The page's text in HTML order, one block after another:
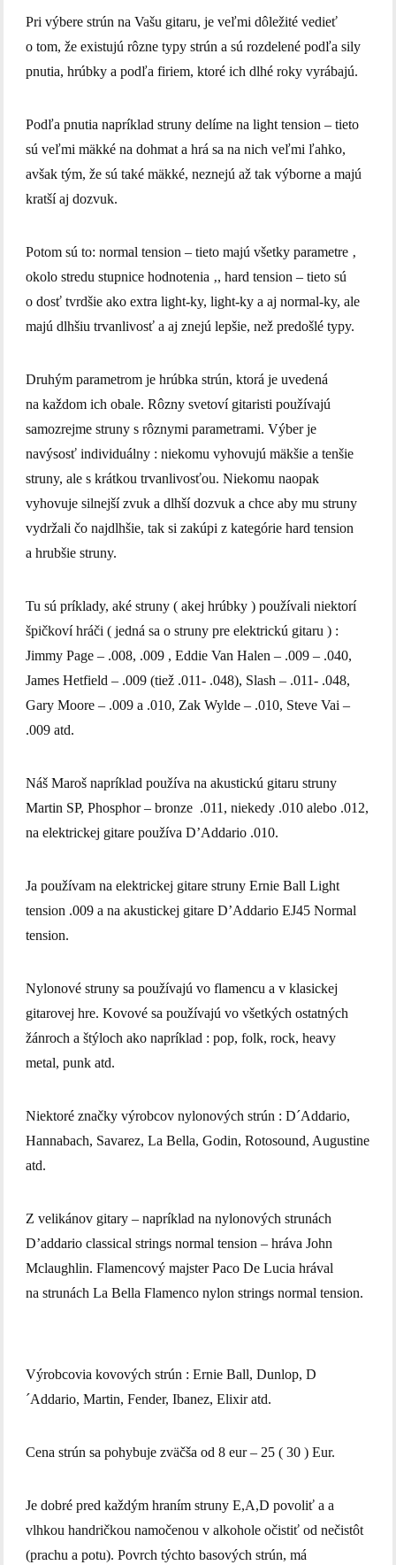
Pri výbere strún na Vašu gitaru, je veľmi dôležité vedieť
o tom, že existujú rôzne typy strún a sú rozdelené podľa sily
pnutia, hrúbky a podľa firiem, ktoré ich dlhé roky vyrábajú.
Podľa pnutia napríklad struny delíme na light tension – tieto
sú veľmi mäkké na dohmat a hrá sa na nich veľmi ľahko,
avšak tým, že sú také mäkké, neznejú až tak výborne a majú
kratší aj dozvuk.
Potom sú to: normal tension – tieto majú všetky parametre ‚
okolo stredu stupnice hodnotenia ‚, hard tension – tieto sú
o dosť tvrdšie ako extra light-ky, light-ky a aj normal-ky, ale
majú dlhšiu trvanlivosť a aj znejú lepšie, než predošlé typy.
Druhým parametrom je hrúbka strún, ktorá je uvedená
na každom ich obale. Rôzny svetoví gitaristi používajú
samozrejme struny s rôznymi parametrami. Výber je
navýsosť individuálny : niekomu vyhovujú mäkšie a tenšie
struny, ale s krátkou trvanlivosťou. Niekomu naopak
vyhovuje silnejší zvuk a dlhší dozvuk a chce aby mu struny
vydržali čo najdlhšie, tak si zakúpi z kategórie hard tension
a hrubšie struny.
Tu sú príklady, aké struny ( akej hrúbky ) používali niektorí
špičkoví hráči ( jedná sa o struny pre elektrickú gitaru ) :
Jimmy Page – .008, .009 , Eddie Van Halen – .009 – .040,
James Hetfield – .009 (tiež .011- .048), Slash – .011- .048,
Gary Moore – .009 a .010, Zak Wylde – .010, Steve Vai –
.009 atd.
Náš Maroš napríklad používa na akustickú gitaru struny
Martin SP, Phosphor – bronze .011, niekedy .010 alebo .012,
na elektrickej gitare používa D’Addario .010.
Ja používam na elektrickej gitare struny Ernie Ball Light
tension .009 a na akustickej gitare D’Addario EJ45 Normal
tension.
Nylonové struny sa používajú vo flamencu a v klasickej
gitarovej hre. Kovové sa používajú vo všetkých ostatných
žánroch a štýloch ako napríklad : pop, folk, rock, heavy
metal, punk atd.
Niektoré značky výrobcov nylonových strún : D´Addario,
Hannabach, Savarez, La Bella, Godin, Rotosound, Augustine
atd.
Z velikánov gitary – napríklad na nylonových strunách
D’addario classical strings normal tension – hráva John
Mclaughlin. Flamencový majster Paco De Lucia hrával
na strunách La Bella Flamenco nylon strings normal tension.
Výrobcovia kovových strún : Ernie Ball, Dunlop, D
´Addario, Martin, Fender, Ibanez, Elixir atd.
Cena strún sa pohybuje zväčša od 8 eur – 25 ( 30 ) Eur.
Je dobré pred každým hraním struny E,A,D povoliť a a
vlhkou handričkou namočenou v alkohole očistiť od nečistôt
(prachu a potu). Povrch týchto basových strún, má